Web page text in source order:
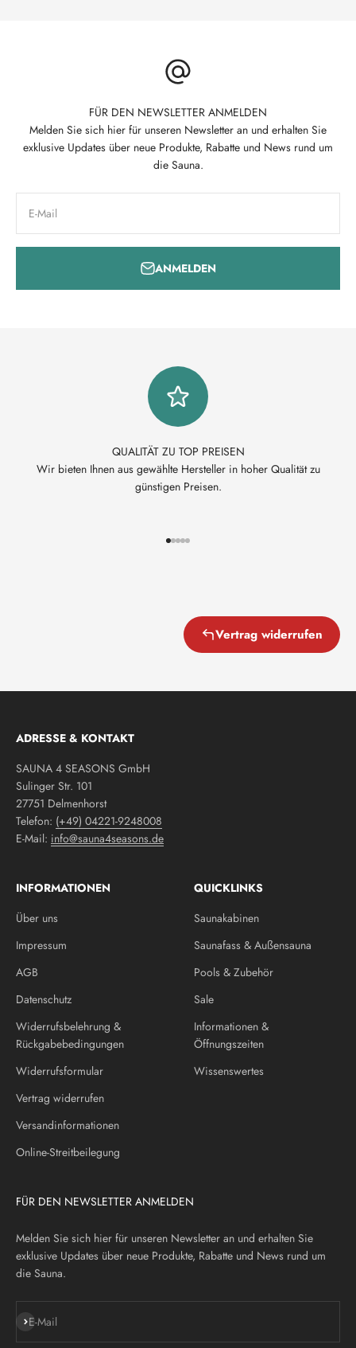
FÜR DEN NEWSLETTER ANMELDEN
Melden Sie sich hier für unseren Newsletter an und erhalten Sie
exklusive Updates über neue Produkte, Rabatte und News rund um
die Sauna.
E-Mail
ANMELDEN
QUALITÄT ZU TOP PREISEN
Wir bieten Ihnen aus gewählte Hersteller in hoher Qualität zu
günstigen Preisen.
Gehe zu Element 1
Gehe zu Element 2
Gehe zu Element 3
Gehe zu Element 4
Gehe zu Element 5
Vertrag widerrufen
ADRESSE & KONTAKT
SAUNA 4 SEASONS GmbH
Sulinger Str. 101
27751 Delmenhorst
Telefon: (+49) 04221-9248008
E-Mail: info@sauna4seasons.de
INFORMATIONEN
Über uns
Impressum
AGB
Datenschutz
Widerrufsbelehrung &
Rückgabebedingungen
Widerrufsformular
Vertrag widerrufen
Versandinformationen
Online-Streitbeilegung
QUICKLINKS
Saunakabinen
Saunafass & Außensauna
Pools & Zubehör
Sale
Informationen &
Öffnungszeiten
Wissenswertes
FÜR DEN NEWSLETTER ANMELDEN
Melden Sie sich hier für unseren Newsletter an und erhalten Sie
exklusive Updates über neue Produkte, Rabatte und News rund um
die Sauna.
E-Mail
Abonnieren